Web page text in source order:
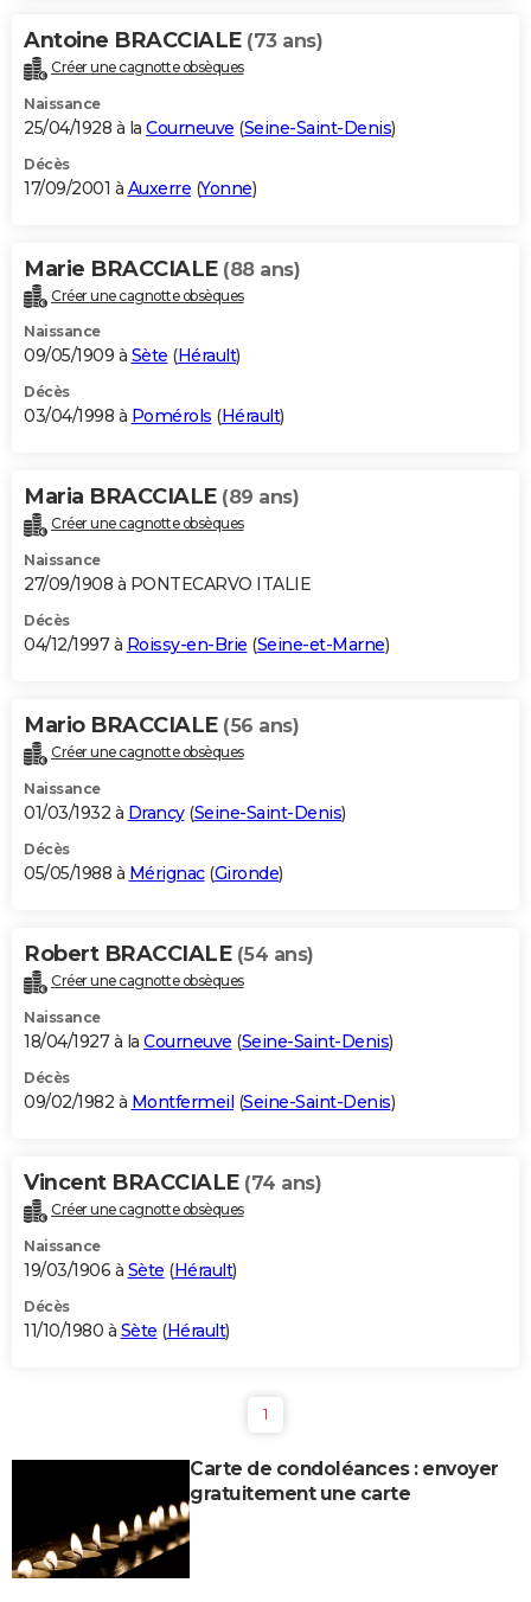
Antoine BRACCIALE (73 ans)
Créer une cagnotte obsèques
Naissance
25/04/1928 à la Courneuve (Seine-Saint-Denis)
Décès
17/09/2001 à Auxerre (Yonne)
Marie BRACCIALE (88 ans)
Créer une cagnotte obsèques
Naissance
09/05/1909 à Sète (Hérault)
Décès
03/04/1998 à Pomérols (Hérault)
Maria BRACCIALE (89 ans)
Créer une cagnotte obsèques
Naissance
27/09/1908 à PONTECARVO ITALIE
Décès
04/12/1997 à Roissy-en-Brie (Seine-et-Marne)
Mario BRACCIALE (56 ans)
Créer une cagnotte obsèques
Naissance
01/03/1932 à Drancy(Seine-Saint-Denis)
Décès
05/05/1988 à Mérignac(Gironde)
Robert BRACCIALE (54 ans)
Créer une cagnotte obsèques
Naissance
18/04/1927 à la Courneuve (Seine-Saint-Denis)
Décès
09/02/1982 à Montfermeil (Seine-Saint-Denis)
Vincent BRACCIALE (74 ans)
Créer une cagnotte obsèques
Naissance
19/03/1906 à Sète (Hérault)
Décès
11/10/1980 à Sète (Hérault)
1
Carte de condoléances : envoyer
gratuitement une carte